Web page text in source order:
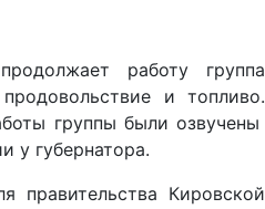
работу группа
и топливо.
группы были озвучены
у губернатора.
правительства Кировской